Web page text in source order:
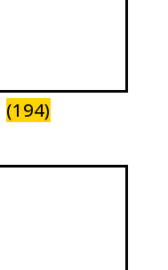
(194)